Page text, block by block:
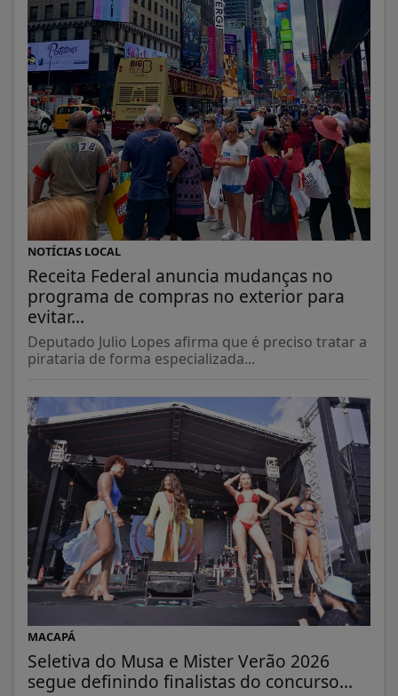
NOTÍCIAS LOCAL
Receita Federal anuncia mudanças no
programa de compras no exterior para
evitar...
Deputado Julio Lopes afirma que é preciso tratar a
pirataria de forma especializada...
MACAPÁ
Seletiva do Musa e Mister Verão 2026
segue definindo finalistas do concurso...